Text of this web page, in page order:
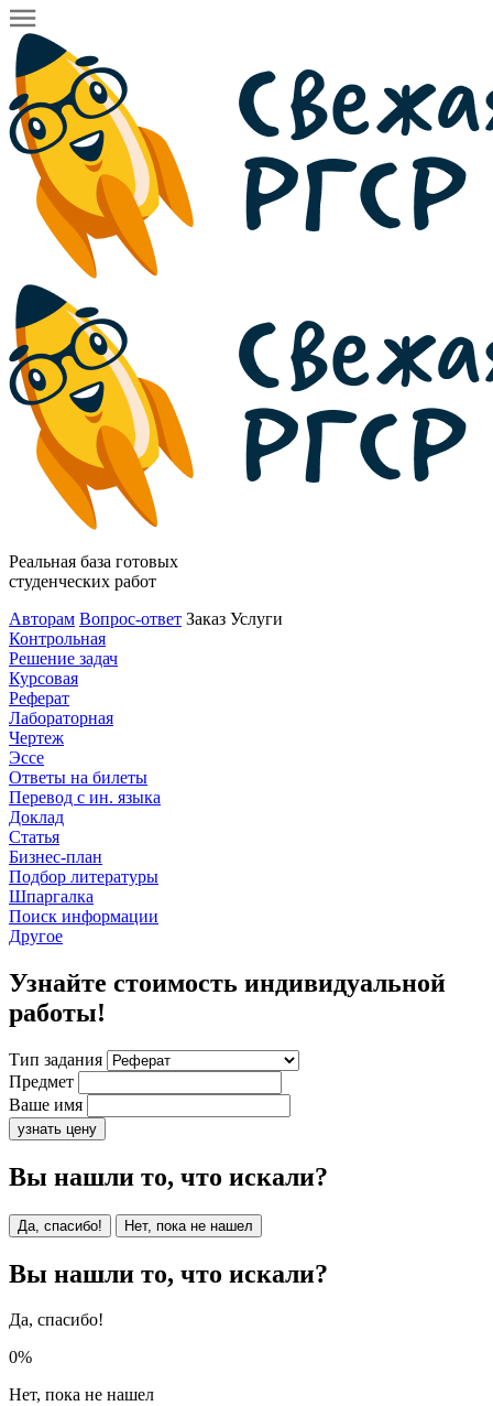
Реальная база готовых
студенческих работ
Авторам Вопрос-ответ Заказ Услуги
Контрольная
Решение задач
Курсовая
Реферат
Лабораторная
Чертеж
Эссе
Ответы на билеты
Перевод с ин. языка
Доклад
Статья
Бизнес-план
Подбор литературы
Шпаргалка
Поиск информации
Другое
Узнайте стоимость индивидуальной
работы!
Тип задания
Предмет
Ваше имя
узнать цену
Вы нашли то, что искали?
Да, спасибо! Нет, пока не нашел
Вы нашли то, что искали?
Да, спасибо!
0%
Нет, пока не нашел